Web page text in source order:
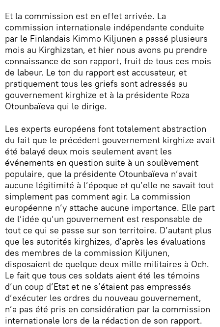
Et la commission est en effet arrivée. La
commission internationale indépendante conduite
par le Finlandais Kimmo Kiljunen a passé plusieurs
mois au Kirghizstan, et hier nous avons pu prendre
connaissance de son rapport, fruit de tous ces mois
de labeur. Le ton du rapport est accusateur, et
pratiquement tous les griefs sont adressés au
gouvernement kirghize et à la présidente Roza
Otounbaïeva qui le dirige.
Les experts européens font totalement abstraction
du fait que le précédent gouvernement kirghize avait
été balayé deux mois seulement avant les
événements en question suite à un soulèvement
populaire, que la présidente Otounbaïeva n’avait
aucune légitimité à l’époque et qu’elle ne savait tout
simplement pas comment agir. La commission
européenne n’y attache aucune importance. Elle part
de l’idée qu’un gouvernement est responsable de
tout ce qui se passe sur son territoire. D’autant plus
que les autorités kirghizes, d'après les évaluations
des membres de la commission Kiljunen,
disposaient de quelque deux mille militaires à Och.
Le fait que tous ces soldats aient été les témoins
d’un coup d’Etat et ne s’étaient pas empressés
d’exécuter les ordres du nouveau gouvernement,
n’a pas été pris en considération par la commission
internationale lors de la rédaction de son rapport.